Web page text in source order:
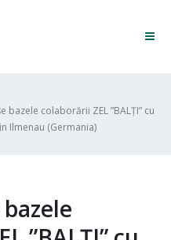
bazele colaborării ZEL ”BALȚI” cu
Ilmenau (Germania)